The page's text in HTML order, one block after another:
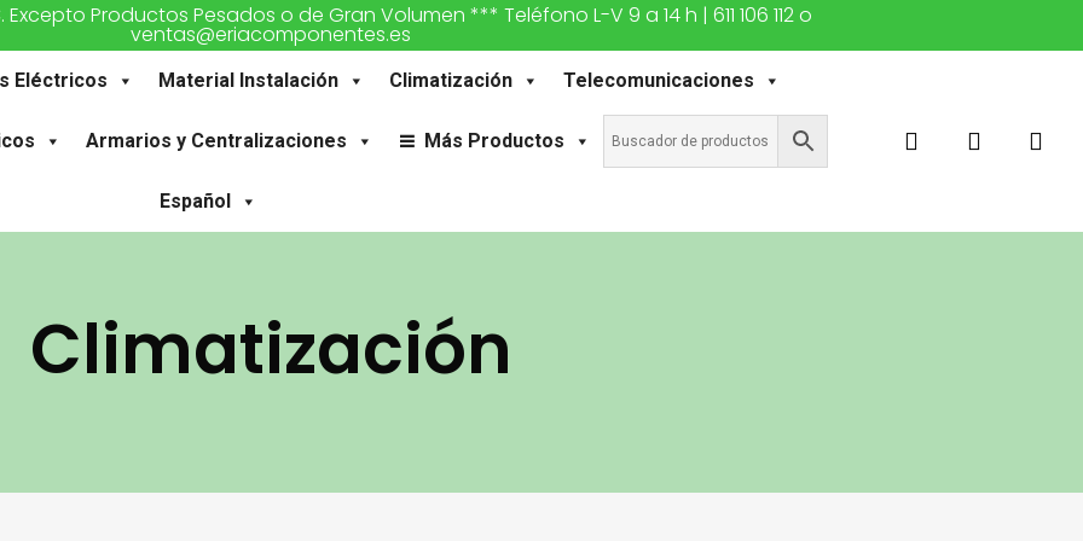
Productos Pesados o de Gran Volumen *** Teléfono L-V 9 a 14 h | 611 106 112 o
ventas@eriacomponentes.es
Eléctricos Material Instalación Climatización Telecomunicaciones
Armarios y Centralizaciones Más Productos
Español
buscar account
Climatización